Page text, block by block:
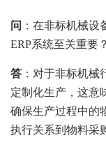
问 ：在非标机械
ERP系统至关重要？
答 ：对于非标机
定制化生产，这意
确保生产过程中的
执行关系到物料采